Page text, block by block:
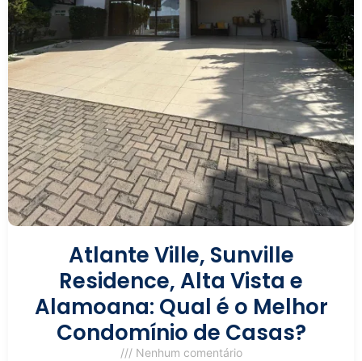
Atlante Ville, Sunville
Residence, Alta Vista e
Alamoana: Qual é o Melhor
Condomínio de Casas?
Nenhum comentário